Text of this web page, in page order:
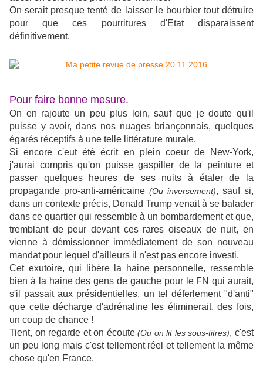
On serait presque tenté de laisser le bourbier tout détruire
pour que ces pourritures d'Etat disparaissent
définitivement.
Pour faire bonne mesure.
On en rajoute un peu plus loin, sauf que je doute qu'il
puisse y avoir, dans nos nuages briançonnais, quelques
égarés réceptifs à une telle littérature murale.
Si encore c'eut été écrit en plein coeur de New-York,
j'aurai compris qu'on puisse gaspiller de la peinture et
passer quelques heures de ses nuits à étaler de la
propagande pro-anti-américaine (Ou inversement), sauf si,
dans un contexte précis, Donald Trump venait à se balader
dans ce quartier qui ressemble à un bombardement et que,
tremblant de peur devant ces rares oiseaux de nuit, en
vienne à démissionner immédiatement de son nouveau
mandat pour lequel d'ailleurs il n'est pas encore investi.
Cet exutoire, qui libère la haine personnelle, ressemble
bien à la haine des gens de gauche pour le FN qui aurait,
s'il passait aux présidentielles, un tel déferlement "d'anti"
que cette décharge d'adrénaline les éliminerait, des fois,
un coup de chance !
Tient, on regarde et on écoute(Ou on lit les sous-titres), c'est
un peu long mais c'est tellement réel et tellement la même
chose qu'en France.